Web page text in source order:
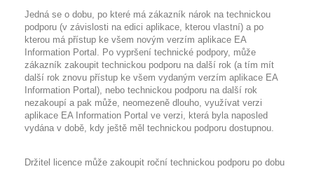
Jedná se o dobu, po které má zákazník nárok na technickou
podporu (v závislosti na edici aplikace, kterou vlastní) a po
kterou má přístup ke všem novým verzím aplikace EA
Information Portal. Po vypršení technické podpory, může
zákazník zakoupit technickou podporu na další rok (a tím mít
další rok znovu přístup ke všem vydaným verzím aplikace EA
Information Portal), nebo technickou podporu na další rok
nezakoupí a pak může, neomezeně dlouho, využívat verzi
aplikace EA Information Portal ve verzi, která byla naposled
vydána v době, kdy ještě měl technickou podporu dostupnou.
Držitel licence může zakoupit roční technickou podporu po dobu